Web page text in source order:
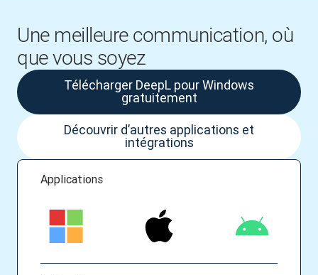
Une meilleure communication, où
que vous soyez
Applications
Télécharger DeepL pour Windows
gratuitement
Découvrir d’autres applications et
intégrations